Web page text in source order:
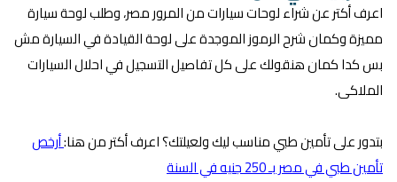
اعرف أكتر عن شراء لوحات سيارات من المرور مصر، وطلب لوحة سيارة
مميزة وكمان شرح الرموز الموجدة على لوحة القيادة في السيارة مش
بس كدا كمان هنقولك على كل تفاصيل التسجيل في احلال السيارات
الملاكى.
بتدور على تأمين طبي مناسب ليك ولعيلتك؟ اعرف أكتر من هنا:أرخص
تأمين طبي في مصر بـ 250 جنيه في السنة